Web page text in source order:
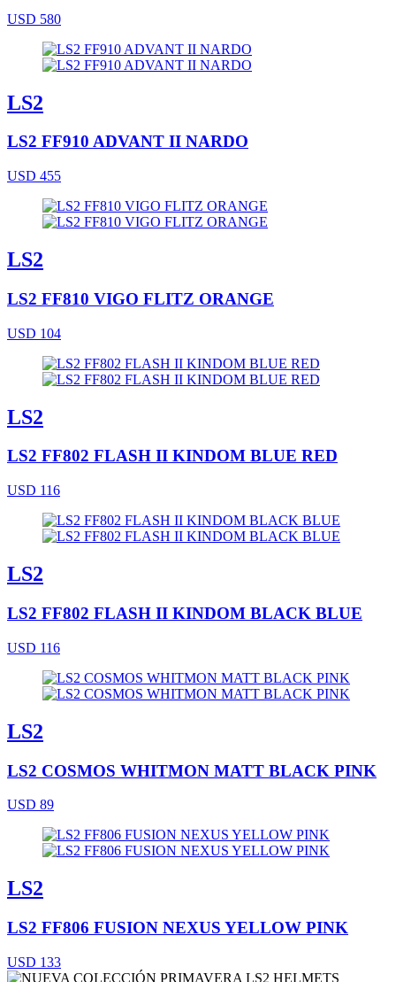
USD 580
LS2
LS2 FF910 ADVANT II NARDO
USD 455
LS2
LS2 FF810 VIGO FLITZ ORANGE
USD 104
LS2
LS2 FF802 FLASH II KINDOM BLUE RED
USD 116
LS2
LS2 FF802 FLASH II KINDOM BLACK BLUE
USD 116
LS2
LS2 COSMOS WHITMON MATT BLACK PINK
USD 89
LS2
LS2 FF806 FUSION NEXUS YELLOW PINK
USD 133